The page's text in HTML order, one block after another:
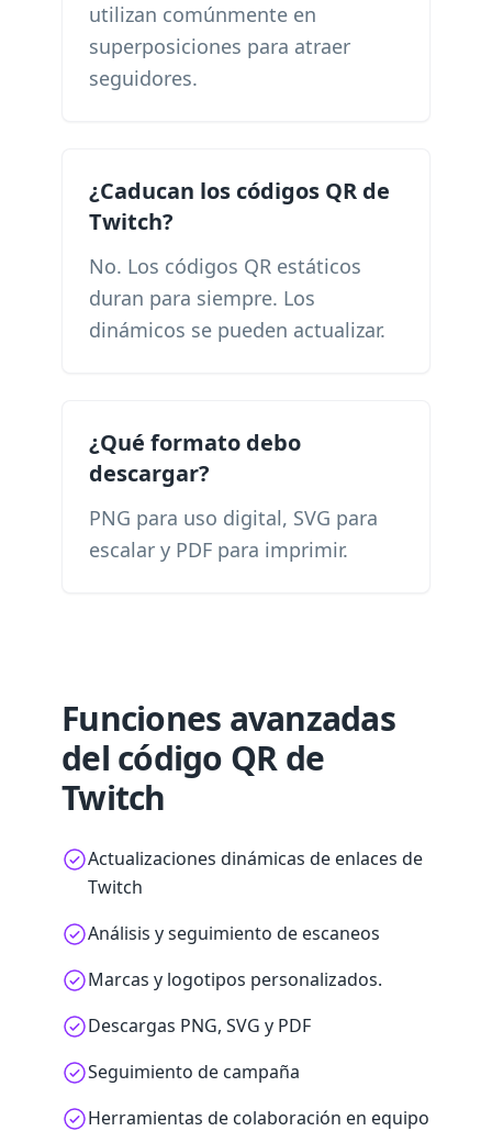
utilizan comúnmente en
superposiciones para atraer
seguidores.
¿Caducan los códigos QR de
Twitch?
No. Los códigos QR estáticos
duran para siempre. Los
dinámicos se pueden actualizar.
¿Qué formato debo
descargar?
PNG para uso digital, SVG para
escalar y PDF para imprimir.
Funciones avanzadas
del código QR de
Twitch
Actualizaciones dinámicas de enlaces de
Twitch
Análisis y seguimiento de escaneos
Marcas y logotipos personalizados.
Descargas PNG, SVG y PDF
Seguimiento de campaña
Herramientas de colaboración en equipo